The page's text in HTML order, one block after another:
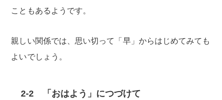
こともあるようです。
親しい関係では、思い切って「早」からはじめてみても
よいでしょう。
2-2 「おはよう」につづけて